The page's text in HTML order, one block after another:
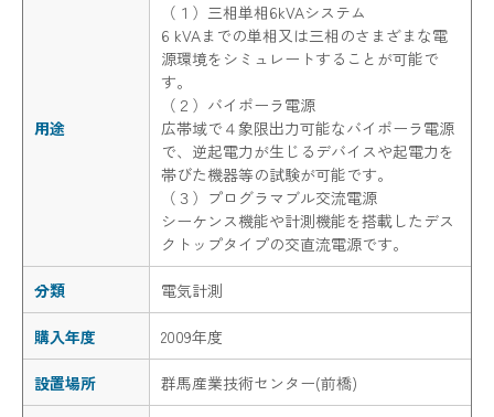
用途
（１）三相単相6kVAシステム
6 kVAまでの単相又は三相のさまざまな電
源環境をシミュレートすることが可能で
す。
（２）バイポーラ電源
広帯域で４象限出力可能なバイポーラ電源
で、逆起電力が生じるデバイスや起電力を
帯びた機器等の試験が可能です。
（３）プログラマブル交流電源
シーケンス機能や計測機能を搭載したデス
クトップタイプの交直流電源です。
分類 電気計測
購入年度 2009年度
設置場所 群馬産業技術センター(前橋)